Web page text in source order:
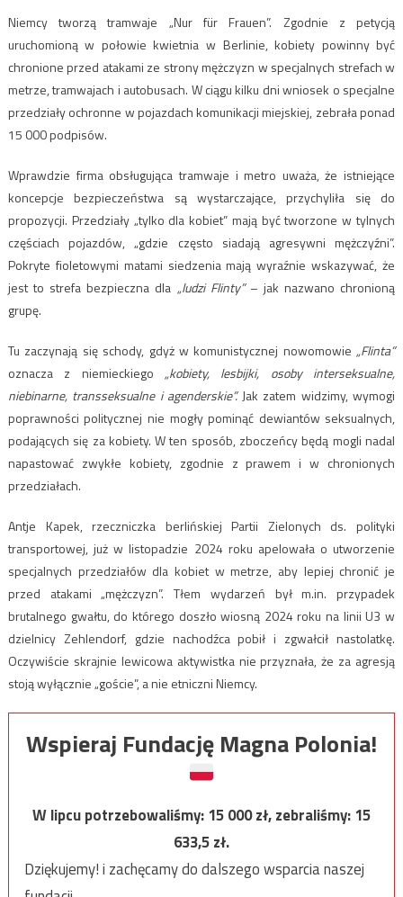
Niemcy tworzą tramwaje „Nur für Frauen”. Zgodnie z petycją
uruchomioną w połowie kwietnia w Berlinie, kobiety powinny być
chronione przed atakami ze strony mężczyzn w specjalnych strefach w
metrze, tramwajach i autobusach. W ciągu kilku dni wniosek o specjalne
przedziały ochronne w pojazdach komunikacji miejskiej, zebrała ponad
15 000 podpisów.
Wprawdzie firma obsługująca tramwaje i metro uważa, że ​​istniejące
koncepcje bezpieczeństwa są wystarczające, przychyliła się do
propozycji. Przedziały „tylko dla kobiet” mają być tworzone w tylnych
częściach pojazdów, „gdzie często siadają agresywni mężczyźni”.
Pokryte fioletowymi matami siedzenia mają wyraźnie wskazywać, że
jest to strefa bezpieczna dla „ludzi Flinty”– jak nazwano chronioną
grupę.
Tu zaczynają się schody, gdyż w komunistycznej nowomowie „Flinta”
oznacza z niemieckiego „kobiety, lesbijki, osoby interseksualne,
niebinarne, transseksualne i agenderskie”.Jak zatem widzimy, wymogi
poprawności politycznej nie mogły pominąć dewiantów seksualnych,
podających się za kobiety. W ten sposób, zboczeńcy będą mogli nadal
napastować zwykłe kobiety, zgodnie z prawem i w chronionych
przedziałach.
Antje Kapek, rzeczniczka berlińskiej Partii Zielonych ds. polityki
transportowej, już w listopadzie 2024 roku apelowała o utworzenie
specjalnych przedziałów dla kobiet w metrze, aby lepiej chronić je
przed atakami „mężczyzn”. Tłem wydarzeń był m.in. przypadek
brutalnego gwałtu, do którego doszło wiosną 2024 roku na linii U3 w
dzielnicy Zehlendorf, gdzie nachodźca pobił i zgwałcił nastolatkę.
Oczywiście skrajnie lewicowa aktywistka nie przyznała, że za agresją
stoją wyłącznie „goście”, a nie etniczni Niemcy.
Wspieraj Fundację Magna Polonia!
W lipcu potrzebowaliśmy:15 000zł, zebraliśmy:15
633,5zł.
Dziękujemy! i zachęcamy do dalszego wsparcia naszej